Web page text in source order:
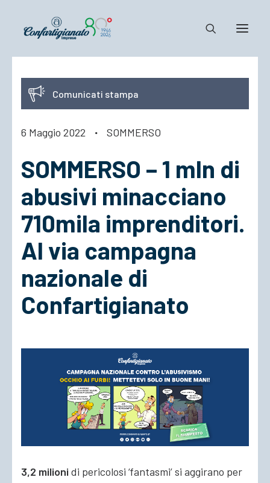
Notizie e Documenti
Confartigianato
Cosa Facciamo
ACCEDI
Comunicati stampa
6 Maggio 2022 · SOMMERSO
SOMMERSO – 1 mln di
abusivi minacciano
710mila imprenditori.
Al via campagna
nazionale di
Confartigianato
3,2 milioni di pericolosi ‘fantasmi’ si aggirano per